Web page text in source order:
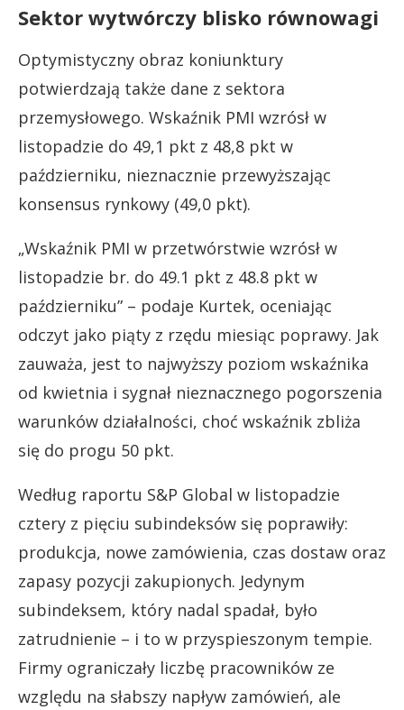
Sektor wytwórczy blisko równowagi
Optymistyczny obraz koniunktury
potwierdzają także dane z sektora
przemysłowego. Wskaźnik PMI wzrósł w
listopadzie do 49,1 pkt z 48,8 pkt w
październiku, nieznacznie przewyższając
konsensus rynkowy (49,0 pkt).
„Wskaźnik PMI w przetwórstwie wzrósł w
listopadzie br. do 49.1 pkt z 48.8 pkt w
październiku” – podaje Kurtek, oceniając
odczyt jako piąty z rzędu miesiąc poprawy. Jak
zauważa, jest to najwyższy poziom wskaźnika
od kwietnia i sygnał nieznacznego pogorszenia
warunków działalności, choć wskaźnik zbliża
się do progu 50 pkt.
Według raportu S&P Global w listopadzie
cztery z pięciu subindeksów się poprawiły:
produkcja, nowe zamówienia, czas dostaw oraz
zapasy pozycji zakupionych. Jedynym
subindeksem, który nadal spadał, było
zatrudnienie – i to w przyspieszonym tempie.
Firmy ograniczały liczbę pracowników ze
względu na słabszy napływ zamówień, ale